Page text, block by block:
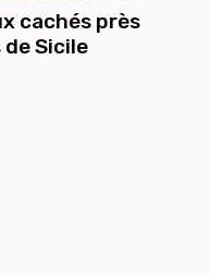
cachés près
Sicile